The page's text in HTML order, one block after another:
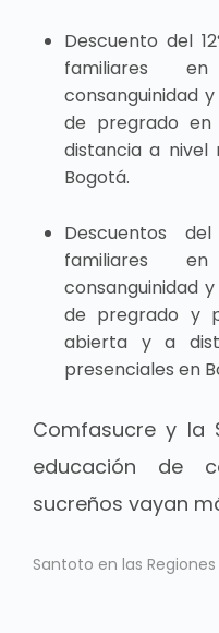
Descuento del
familiares
consanguinidad
de pregrado
distancia a nivel
Bogotá.
Descuentos
familiares
consanguinidad
de pregrado y
abierta y a
presenciales en
Comfasucre y la
educación de
sucreños vayan
Santoto en las Regiones